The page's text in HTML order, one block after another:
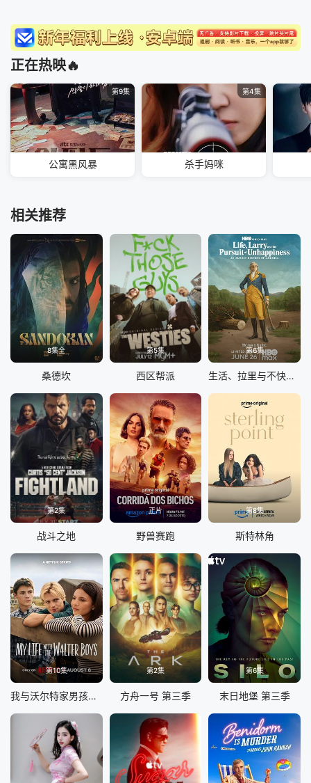
正在热映🔥
第9集
公寓黑风暴
第4集
杀手妈咪
相关推荐
8集全
桑德坎
第5集
西区帮派
第6集
生活、拉里与不快乐的追求：一部美国史
第2集
战斗之地
正片
野兽赛跑
第8集
斯特林角
第10集
我与沃尔特家男孩的生活 第三季
第2集
方舟一号 第三季
第6集
末日地堡 第三季